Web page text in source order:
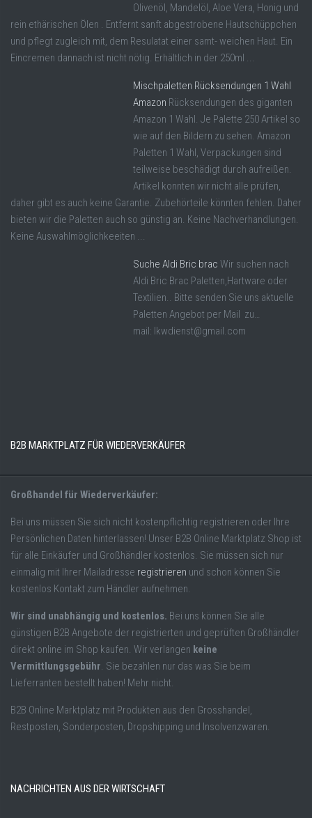
Olivenöl, Mandelöl, Aloe Vera, Honig und
rein ethärischen Ölen . Entfernt sanft abgestrobene Hautschüppchen
und pflegt zugleich mit, dem Resulatat einer samt- weichen Haut. Ein
Eincremen dannach ist nicht nötig. Erhältlich in der 250ml ...
Mischpaletten Rücksendungen 1 Wahl
Amazon Rücksendungen des giganten
Amazon 1 Wahl. Je Palette 250 Artikel so
wie auf den Bildern zu sehen. Amazon
Paletten 1 Wahl, Verpackungen sind
teilweise beschädigt durch aufreißen.
Artikel konnten wir nicht alle prüfen,
daher gibt es auch keine Garantie. Zubehörteile könnten fehlen. Daher
bieten wir die Paletten auch so günstig an. Keine Nachverhandlungen.
Keine Auswahlmöglichkeeiten ...
Suche Aldi Bric brac Wir suchen nach
Aldi Bric Brac Paletten,Hartware oder
Textilien.. Bitte senden Sie uns aktuelle
Paletten Angebot per Mail zu…
mail: lkwdienst@gmail.com
B2B MARKTPLATZ FÜR WIEDERVERKÄUFER
Großhandel für Wiederverkäufer:
Bei uns müssen Sie sich nicht kostenpflichtig registrieren oder Ihre
Persönlichen Daten hinterlassen! Unser B2B Online Marktplatz Shop ist
für alle Einkäufer und Großhändler kostenlos. Sie müssen sich nur
einmalig mit Ihrer Mailadresse registrieren und schon können Sie
kostenlos Kontakt zum Händler aufnehmen.
Wir sind unabhängig und kostenlos. Bei uns können Sie alle
günstigen B2B Angebote der registrierten und geprüften Großhändler
direkt online im Shop kaufen. Wir verlangen keine
Vermittlungsgebühr. Sie bezahlen nur das was Sie beim
Lieferranten bestellt haben! Mehr nicht.
B2B Online Marktplatz mit Produkten aus den Grosshandel,
Restposten, Sonderposten, Dropshipping und Insolvenzwaren.
NACHRICHTEN AUS DER WIRTSCHAFT